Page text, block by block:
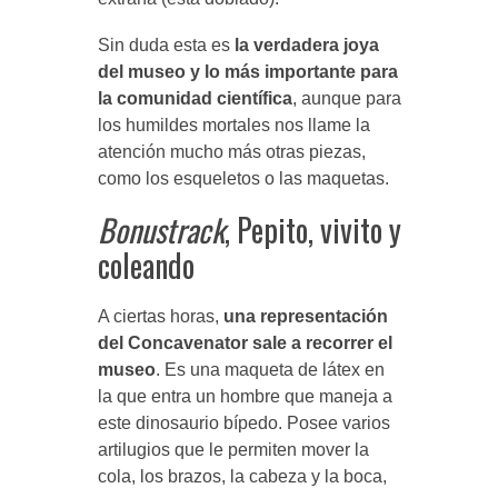
Sin duda esta es la verdadera joya
del museo y lo más importante para
la comunidad científica, aunque para
los humildes mortales nos llame la
atención mucho más otras piezas,
como los esqueletos o las maquetas.
Bonustrack, Pepito, vivito y
coleando
A ciertas horas, una representación
del Concavenator sale a recorrer el
museo. Es una maqueta de látex en
la que entra un hombre que maneja a
este dinosaurio bípedo. Posee varios
artilugios que le permiten mover la
cola, los brazos, la cabeza y la boca,